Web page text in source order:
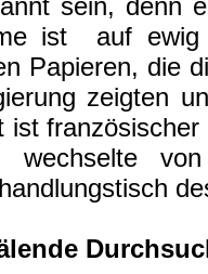
sein, denn
ist auf ewig
Papieren, die
zeigten
ist
wechselte